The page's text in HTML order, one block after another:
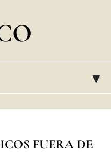
العربيّة
▸
FUERA DE